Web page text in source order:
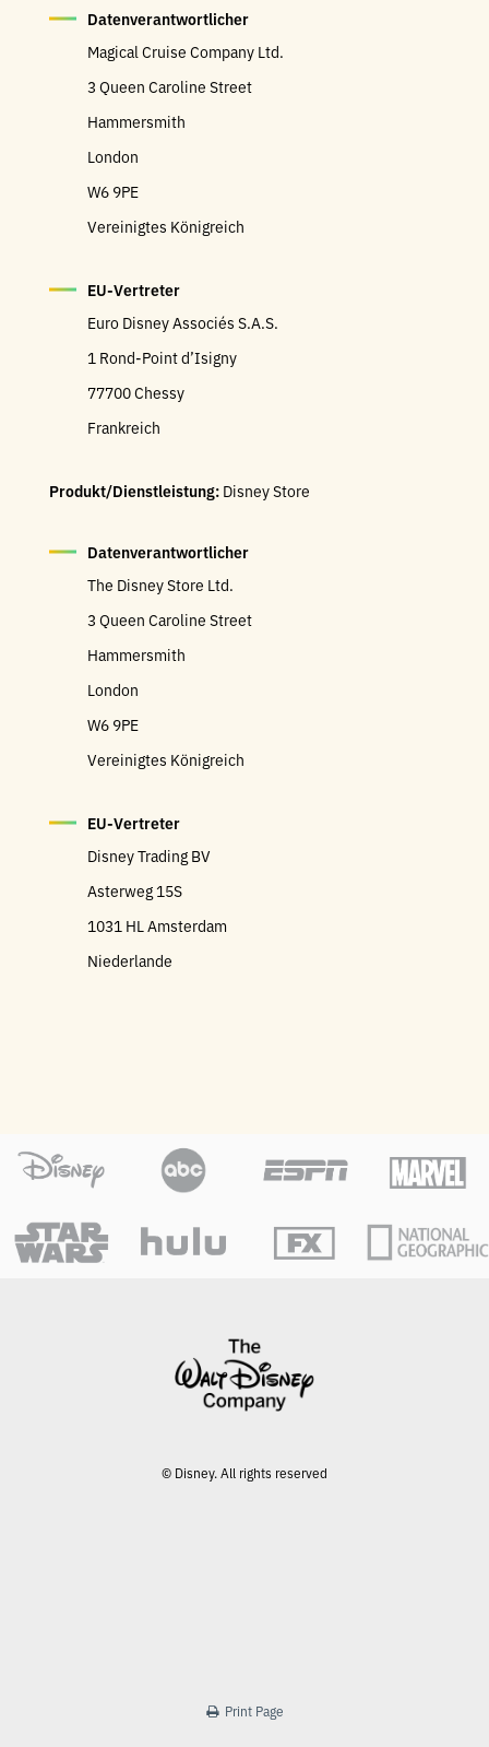
Datenverantwortlicher
Magical Cruise Company Ltd.
3 Queen Caroline Street
Hammersmith
London
W6 9PE
Vereinigtes Königreich
EU-Vertreter
Euro Disney Associés S.A.S.
1 Rond-Point d’Isigny
77700 Chessy
Frankreich
Produkt/Dienstleistung: Disney Store
Datenverantwortlicher
The Disney Store Ltd.
3 Queen Caroline Street
Hammersmith
London
W6 9PE
Vereinigtes Königreich
EU-Vertreter
Disney Trading BV
Asterweg 15S
1031 HL Amsterdam
Niederlande
© Disney. All rights reserved
Print Page